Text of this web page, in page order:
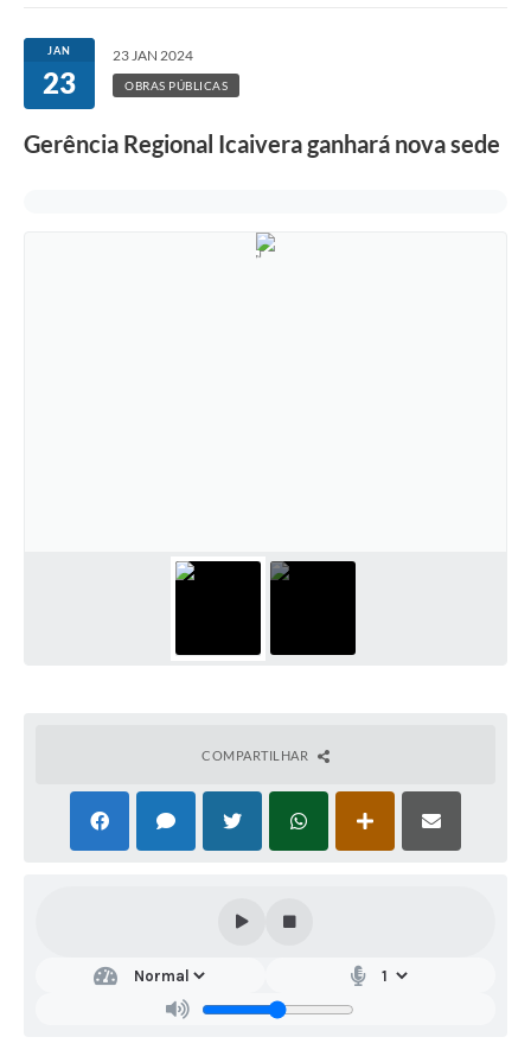
JAN
23
23 JAN 2024
OBRAS PÚBLICAS
Gerência Regional Icaivera ganhará nova sede
COMPARTILHAR